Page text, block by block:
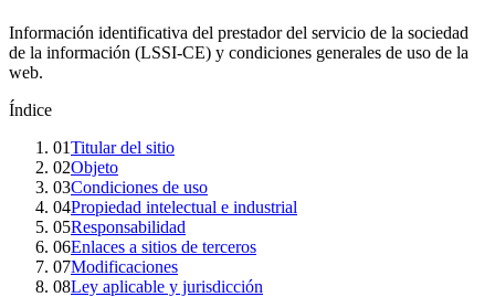
Información identificativa del prestador del servicio de la sociedad
de la información (LSSI-CE) y condiciones generales de uso de la
web.
Índice
01Titular del sitio
02Objeto
03Condiciones de uso
04Propiedad intelectual e industrial
05Responsabilidad
06Enlaces a sitios de terceros
07Modificaciones
08Ley aplicable y jurisdicción